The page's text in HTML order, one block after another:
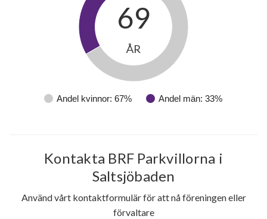
Andel kvinnor: 67% Andel män: 33%
69
ÅR
Kontakta BRF Parkvillorna i
Saltsjöbaden
Använd vårt kontaktformulär för att nå föreningen eller
förvaltare